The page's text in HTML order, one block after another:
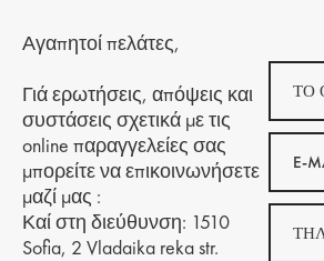
Αγαπητοί πελάτες,
Γιά ερωτήσεις, απόψεις και
συστάσεις σχετικά με τις
online παραγγελείες σας
μπορείτε να επικοινωνήσετε
μαζί μας :
Καί στη διεύθυνση: 1510
Sofia, 2 Vladaika reka str.